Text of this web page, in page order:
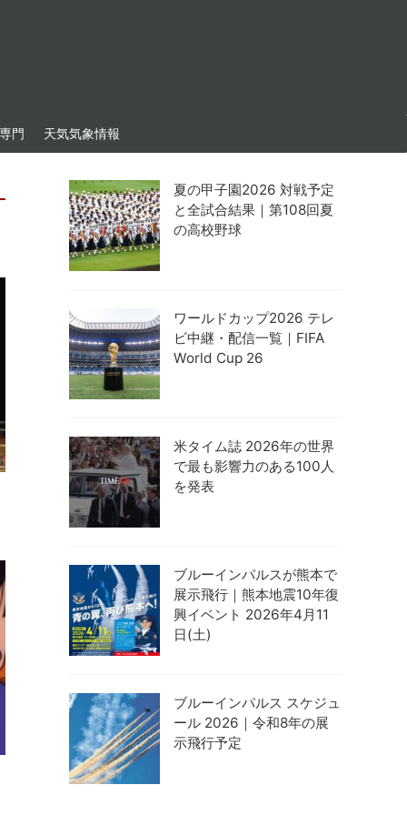
門 天気気象情報
夏の甲子園2026 対戦予定
と全試合結果｜第108回夏
の高校野球
ワールドカップ2026 テレ
ビ中継・配信一覧｜FIFA
World Cup 26
米タイム誌 2026年の世界
で最も影響力のある100人
を発表
ブルーインパルスが熊本で
展示飛行｜熊本地震10年復
興イベント 2026年4月11
日(土)
ブルーインパルス スケジュ
ール 2026｜令和8年の展
示飛行予定